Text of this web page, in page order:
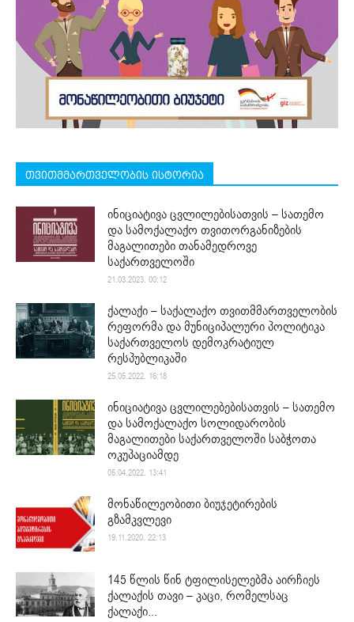
თვითმმართველობის ისტორია
ინიციატივა ცვლილებისათვის – სათემო
და სამოქალაქო თვითორგანიზების
მაგალითები თანამედროვე
საქართველოში
21.03.2023. 00:12
ქალაქი – საქალაქო თვითმმართველობის
რეფორმა და მუნიციპალური პოლიტიკა
საქართველოს დემოკრატიულ
რესპუბლიკაში
25.05.2022. 16:18
ინიციატივა ცვლილებებისათვის – სათემო
და სამოქალაქო სოლიდარობის
მაგალითები საქართველოში საბჭოთა
ოკუპაციამდე
05.04.2022. 13:41
მონაწილეობითი ბიუჯეტირების
გზამკვლევი
19.11.2020. 22:13
145 წლის წინ ტფილისელებმა აირჩიეს
ქალაქის თავი – კაცი, რომელსაც
ქალაქი...